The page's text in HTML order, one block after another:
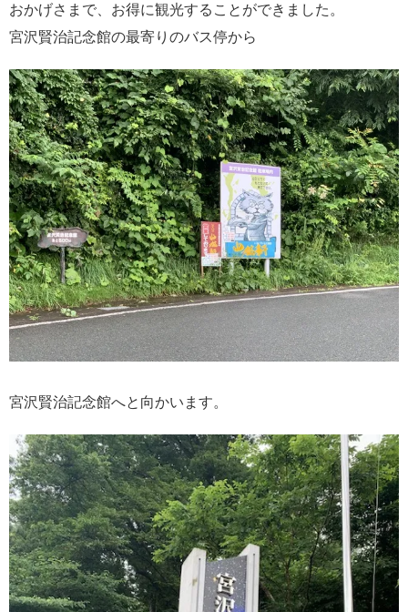
おかげさまで、お得に観光することができました。
宮沢賢治記念館の最寄りのバス停から
宮沢賢治記念館へと向かいます。